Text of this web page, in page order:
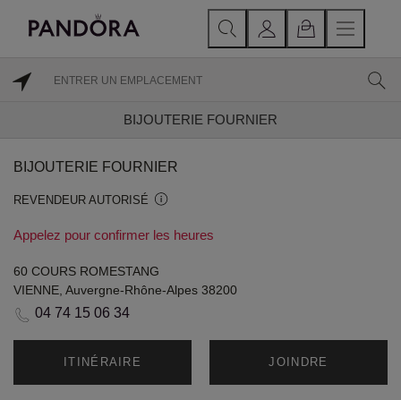
BIJOUTERIE FOURNIER
BIJOUTERIE FOURNIER
REVENDEUR AUTORISÉ
Appelez pour confirmer les heures
60 COURS ROMESTANG
VIENNE, Auvergne-Rhône-Alpes 38200
04 74 15 06 34
ITINÉRAIRE JOINDRE